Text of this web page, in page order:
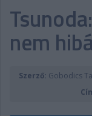
PODCAST
DIGITÁLIS MAGAZIN
nem
Szerző: Gobodics